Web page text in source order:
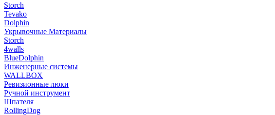
Storch
Tevako
Dolphin
Укрывочные Материалы
Storch
4walls
BlueDolphin
Инженерные системы
WALLBOX
Ревизионные люки
Ручной инструмент
Шпателя
RollingDog